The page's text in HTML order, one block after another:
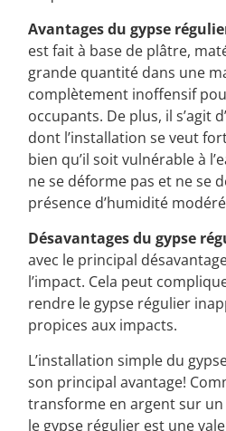
Avantages du gypse
est fait à base de plâtre,
grande quantité dans une
complètement inoffensif
occupants. De plus, il s’agit
dont l’installation se veut
bien qu’il soit vulnérable à
ne se déforme pas et ne se
Désavantages du gypse
avec le principal
l’impact. Cela peut
rendre le gypse régulier
L’installation simple du
son principal avantage!
transforme en argent sur un